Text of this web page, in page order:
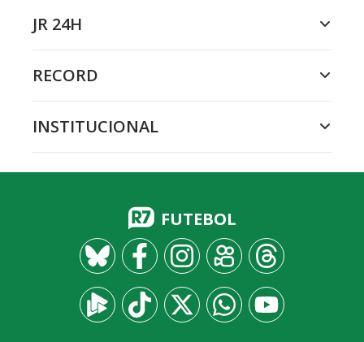
JR 24H
RECORD
INSTITUCIONAL
FUTEBOL